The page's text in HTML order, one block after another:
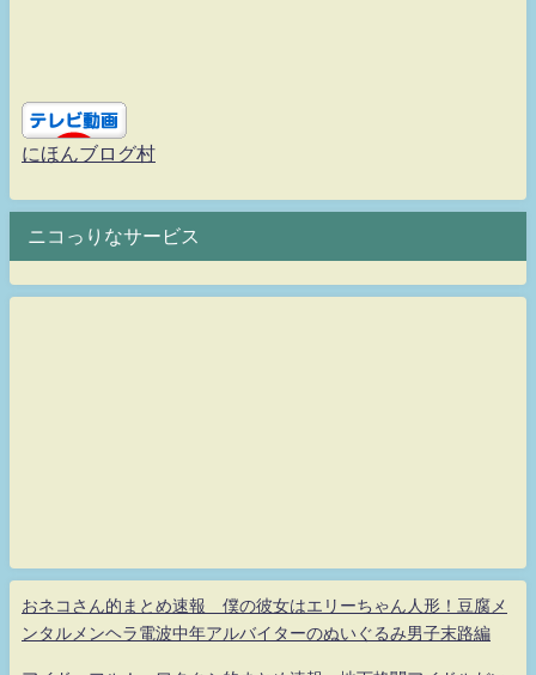
にほんブログ村
ニコっりなサービス
おネコさん的まとめ速報 僕の彼女はエリーちゃん人形！豆腐メ
ンタルメンヘラ電波中年アルバイターのぬいぐるみ男子末路編